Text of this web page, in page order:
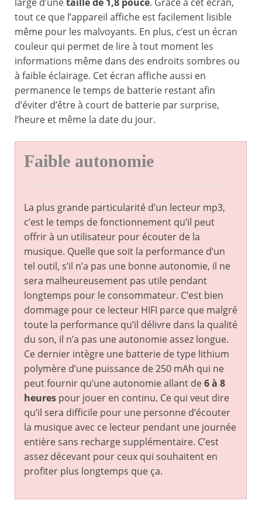
tout ce que l’appareil affiche est facilement lisible
même pour les malvoyants. En plus, c’est un écran
couleur qui permet de lire à tout moment les
informations même dans des endroits sombres ou
à faible éclairage. Cet écran affiche aussi en
permanence le temps de batterie restant afin
d’éviter d’être à court de batterie par surprise,
l’heure et même la date du jour.
Faible autonomie
La plus grande particularité d’un lecteur mp3,
c’est le temps de fonctionnement qu’il peut
offrir à un utilisateur pour écouter de la
musique. Quelle que soit la performance d’un
tel outil, s’il n’a pas une bonne autonomie, il ne
sera malheureusement pas utile pendant
longtemps pour le consommateur. C’est bien
dommage pour ce lecteur HIFI parce que malgré
toute la performance qu’il délivre dans la qualité
du son, il n’a pas une autonomie assez longue.
Ce dernier intègre une batterie de type lithium
polymère d’une puissance de 250 mAh qui ne
peut fournir qu’une autonomie allant de6 à 8
heures pour jouer en continu. Ce qui veut dire
qu’il sera difficile pour une personne d’écouter
la musique avec ce lecteur pendant une journée
entière sans recharge supplémentaire. C’est
assez décevant pour ceux qui souhaitent en
profiter plus longtemps que ça.